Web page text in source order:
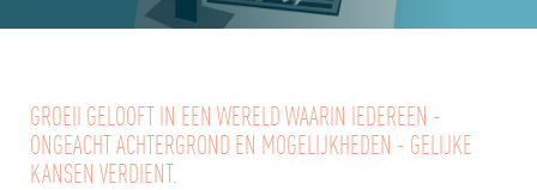
GROEII GELOOFT IN EEN WERELD WAARIN IEDEREEN -
ONGEACHT ACHTERGROND EN MOGELIJKHEDEN - GELIJKE
KANSEN VERDIENT.